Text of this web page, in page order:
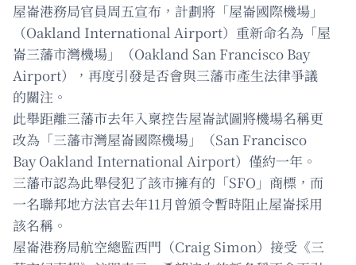
屋崙港務局官員周五宣布，計劃將「屋崙國際機場」
（Oakland International Airport）重新命名為「屋
崙三藩市灣機場」（Oakland San Francisco Bay
Airport），再度引發是否會與三藩市產生法律爭議
的關注。
此舉距離三藩市去年入稟控告屋崙試圖將機場名稱更
改為「三藩市灣屋崙國際機場」（San Francisco
Bay Oakland International Airport）僅約一年。
三藩市認為此舉侵犯了該市擁有的「SFO」商標，而
一名聯邦地方法官去年11月曾頒令暫時阻止屋崙採用
該名稱。
屋崙港務局航空總監西門（Craig Simon）接受《三